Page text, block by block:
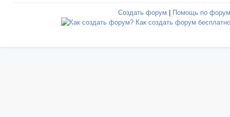
Создать форум Помощь по